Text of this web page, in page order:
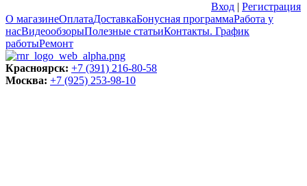
Вход | Регистрация
О магазинеОплатаДоставкаБонусная программаРабота у
насВидеообзорыПолезные статьиКонтакты. График
работыРемонт
Красноярск: +7 (391) 216-80-58
Москва: +7 (925) 253-98-10